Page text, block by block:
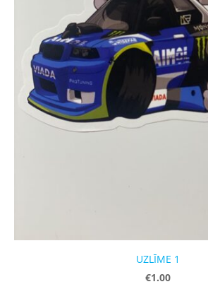
UZLĪME 1
€1.00